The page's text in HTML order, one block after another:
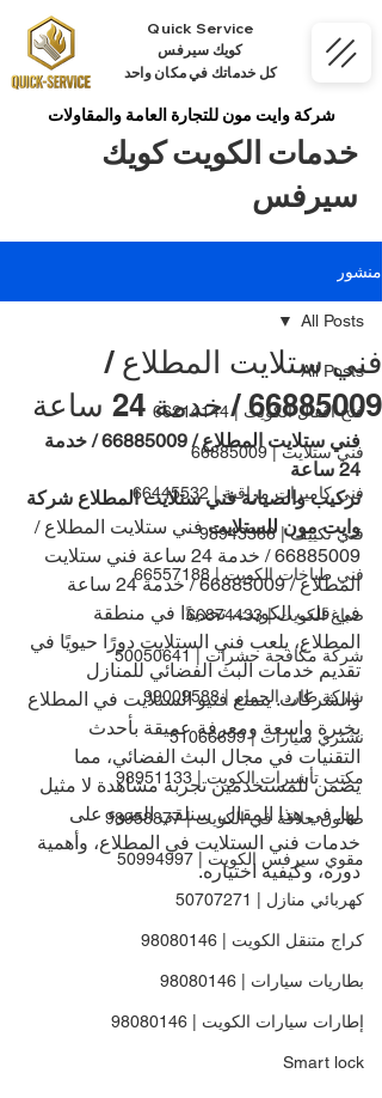
Quick Service
كويك سيرفس
كل خدماتك في مكان واحد
شركة وايت مون للتجارة العامة والمقاولات
خدمات الكويت كويك
سيرفس
منشور
All Posts
فتح اقفال الكويت | 66214144
فني ستلايت | 66885009
فني كاميرات مراقبة | 66445532
فني تكييف | 98943366
فني طباخات الكويت | 66557188
صباغ الكويت | 66874433
شركة مكافحة حشرات | 50050641
شركة طارد الحمام | 99009588
نشتري سيارات | 51066699
مكتب تأشيرات الكويت | 98951133
صالون حلاقة في الكويت | 98958877
مقوي سيرفس الكويت | 50994997
كهربائي منازل | 50707271
كراج متنقل الكويت | 98080146
بطاريات سيارات | 98080146
إطارات سيارات الكويت | 98080146
Smart lock
All Posts
فني ستلايت المطلاع /
66885009 / خدمة 24 ساعة
فني ستلايت المطلاع / 66885009 / خدمة
24 ساعة
تركيب والصيانة فني ستلايت المطلاع شركة
وايت مون للستلايت فني ستلايت المطلاع /
66885009
/ خدمة 24 ساعة فني ستلايت
المطلاع / 66885009 / خدمة 24 ساعة
في قلب الكويت، تحديدًا في منطقة
المطلاع، يلعب فني الستلايت دورًا حيويًا في
تقديم خدمات البث الفضائي للمنازل
والشركات. يتمتع فنيو الستلايت في المطلاع
بخبرة واسعة ومعرفة عميقة بأحدث
التقنيات في مجال البث الفضائي، مما
يضمن للمستخدمين تجربة مشاهدة لا مثيل
لها. في هذا المقال، سنلقي الضوء على
خدمات فني الستلايت في المطلاع، وأهمية
دوره، وكيفية اختياره.